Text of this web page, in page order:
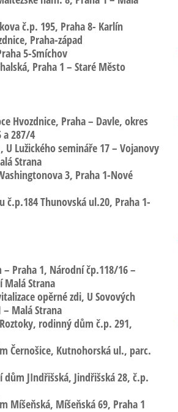
č.p. 195, Praha 8- Karlín
, Praha-západ
5-Smíchov
, Praha 1 – Staré Město
Hvozdnice, Praha – Davle, okres
a 287/4
, U Lužického semináře 17 – Vojanovy
Strana
3, Praha 1-Nové
č.p.184 Thunovská ul.20, Praha 1-
Praha 1, Národní čp.118/16 –
Malá Strana
opěrné zdi, U Sovových
– Malá Strana
rodinný dům č.p. 291,
Černošice, Kutnohorská ul., parc.
JIndřišská, Jindřišská 28, č.p.
Míšeňská, Míšeňská 69, Praha 1